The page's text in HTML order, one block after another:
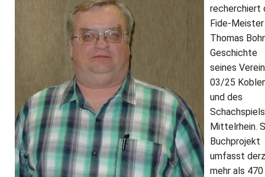
Service
Kontakt
Impressum
Datenschutz
recherchiert
Fide-Meister
Thomas
Geschichte
seines
03/25
und des
Mittelrhein.
Buchprojekt
umfasst
mehr als 470